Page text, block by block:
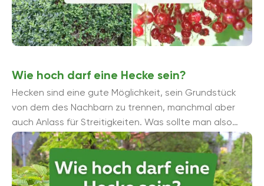
Wie hoch darf eine Hecke sein?
Hecken sind eine gute Möglichkeit, sein Grundstück
von dem des Nachbarn zu trennen, manchmal aber
auch Anlass für Streitigkeiten. Was sollte man also
über die Höhe ...